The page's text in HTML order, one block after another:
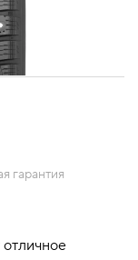
гарантия